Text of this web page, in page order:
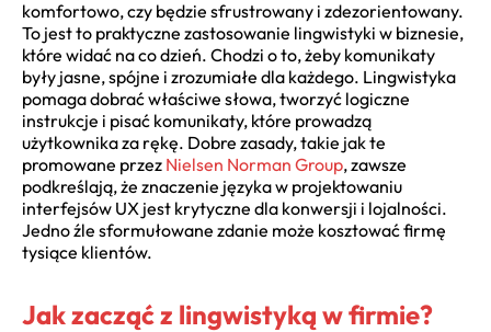
komfortowo, czy będzie sfrustrowany i zdezorientowany.
To jest to praktyczne zastosowanie lingwistyki w biznesie,
które widać na co dzień. Chodzi o to, żeby komunikaty
były jasne, spójne i zrozumiałe dla każdego. Lingwistyka
pomaga dobrać właściwe słowa, tworzyć logiczne
instrukcje i pisać komunikaty, które prowadzą
użytkownika za rękę. Dobre zasady, takie jak te
promowane przez Nielsen Norman Group, zawsze
podkreślają, że znaczenie języka w projektowaniu
interfejsów UX jest krytyczne dla konwersji i lojalności.
Jedno źle sformułowane zdanie może kosztować firmę
tysiące klientów.
Jak zacząć z lingwistyką w firmie?